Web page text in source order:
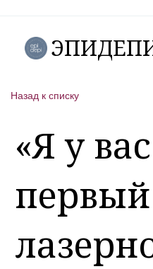
Назад к списку
«Я у